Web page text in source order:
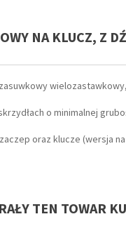
NA KLUCZ, Z
o minimalnej
oraz klucze (wersja
TEN TOWAR